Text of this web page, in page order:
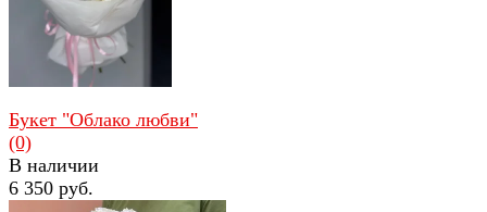
Букет "Облако любви"
(0)
В наличии
6 350 руб.